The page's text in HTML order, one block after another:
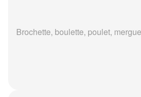
Brochette, boulette, poulet,